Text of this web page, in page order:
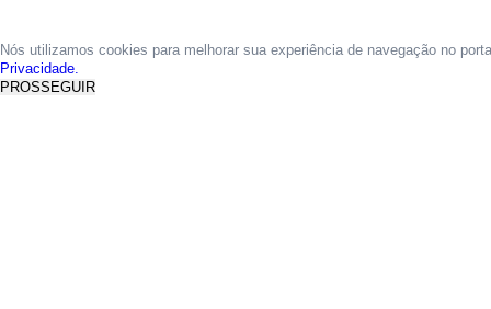
Nós utilizamos cookies para melhorar sua experiência de navegação no
Privacidade.
PROSSEGUIR